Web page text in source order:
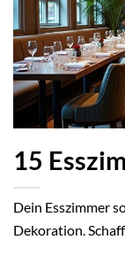
15
Dein Esszimmer
Dekoration.